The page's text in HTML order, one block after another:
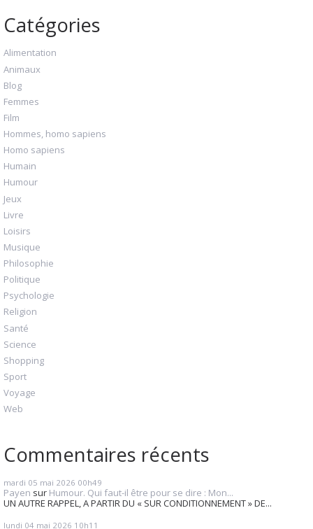
Catégories
Alimentation
Animaux
Blog
Femmes
Film
Hommes, homo sapiens
Homo sapiens
Humain
Humour
Jeux
Livre
Loisirs
Musique
Philosophie
Politique
Psychologie
Religion
Santé
Science
Shopping
Sport
Voyage
Web
Commentaires récents
mardi 05 mai 2026 00h49
Payen sur Humour. Qui faut-il être pour se dire : Mon...
UN AUTRE RAPPEL, A PARTIR DU « SUR CONDITIONNEMENT » DE...
lundi 04 mai 2026 10h11